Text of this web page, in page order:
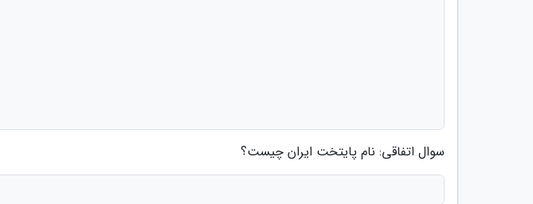
سوال اتفاقی: نام پایتخت ایران چیست؟